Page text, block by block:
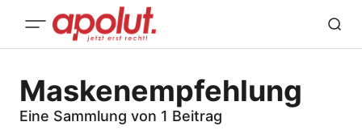
Maskenempfehlung
Eine Sammlung von 1 Beitrag